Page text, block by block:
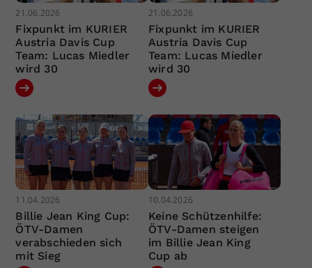
21.06.2026
Fixpunkt im KURIER
Austria Davis Cup
Team: Lucas Miedler
wird 30
21.06.2026
Fixpunkt im KURIER
Austria Davis Cup
Team: Lucas Miedler
wird 30
11.04.2026
Billie Jean King Cup:
ÖTV-Damen
verabschieden sich
mit Sieg
10.04.2026
Keine Schützenhilfe:
ÖTV-Damen steigen
im Billie Jean King
Cup ab